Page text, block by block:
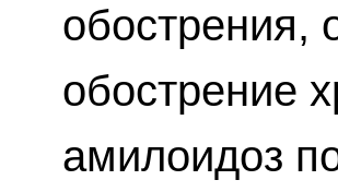
обострения,
обострение
амилоидоз